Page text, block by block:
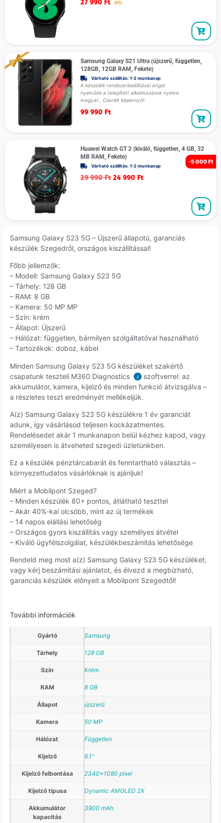
27 990 Ft 27%
Samsung Galaxy S21 Ultra (újszerű, független,
128GB, 12GB RAM, Fekete)
Várható szállítás: 1-2 munkanap
A készülék rendszerbeállításai angol
nyelvűek a telepített alkalmazások nyelve
magyar., Cserélt képernyő!
99 990 Ft
-5 000 Ft
Huawei Watch GT 2 (kiváló, független, 4 GB, 32
MB RAM, Fekete)
Várható szállítás: 1-2 munkanap
29 990Ft 24 990 Ft
Samsung Galaxy S23 5G – Újszerű állapotú, garanciás
készülék Szegedről, országos kiszállítással!
Főbb jellemzők:
– Modell: Samsung Galaxy S23 5G
– Tárhely: 128 GB
– RAM: 8 GB
– Kamera: 50 MP MP
– Szín: krém
– Állapot: Újszerű
– Hálózat: független, bármilyen szolgáltatóval használható
– Tartozékok: doboz, kábel
Minden Samsung Galaxy S23 5G készüléket szakértő
csapatunk teszteli M360 Diagnostics
i
szoftverrel: az
akkumulátor, kamera, kijelző és minden funkció átvizsgálva –
a részletes teszt eredményét mellékeljük.
A(z) Samsung Galaxy S23 5G készülékre 1 év garanciát
adunk, így vásárlásod teljesen kockázatmentes.
Rendelésedet akár 1 munkanapon belül kézhez kapod, vagy
személyesen is átveheted szegedi üzletünkben.
Ez a készülék pénztárcabarát és fenntartható választás –
környezettudatos vásárlóknak is ajánljuk!
Miért a Mobilpont Szeged?
– Minden készülék 80+ pontos, átlátható teszttel
– Akár 40%-kal olcsóbb, mint az új termékek
– 14 napos elállási lehetőség
– Országos gyors kiszállítás vagy személyes átvétel
– Kiváló ügyfélszolgálat, készülékbeszámítás lehetősége
Rendeld meg most a(z) Samsung Galaxy S23 5G készüléket,
vagy kérj beszámítási ajánlatot, és élvezd a megbízható,
garanciás készülék előnyeit a Mobilpont Szegedtől!
További információk
Gyártó Samsung
Tárhely 128 GB
Szín Krém
RAM 8 GB
Állapot újszerű
Kamera 50 MP
Hálózat Független
Kijelző 6.1"
Kijelző felbontása 2340×1080 pixel
Kijelző típusa Dynamic AMOLED 2X
Akkumulátor
kapacitás
3900 mAh